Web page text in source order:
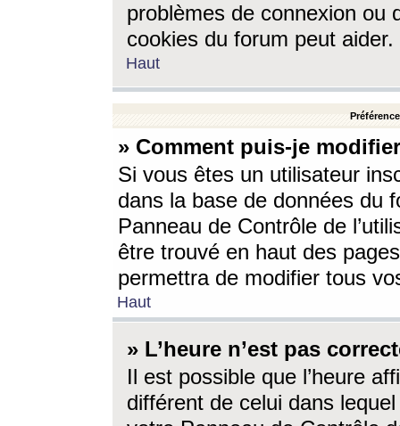
problèmes de connexion ou
cookies du forum peut aider.
Haut
» Comment puis-je
Si vous êtes un utilisateur
dans la base de données du
Panneau de Contrôle de
être trouvé en haut des
permettra de modifier tous
Haut
» L’heure n’est pas
Il est possible que l’heure
différent de celui dans